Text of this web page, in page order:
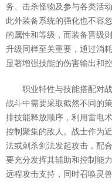
务、击杀怪物及参与各类活
此外装备系统的强化也不容
的属性和等级，而装备晋级
升级同样至关重要，通过消
显著增强技能的伤害输出和控
职业特性与技能搭配对
战斗中需要采取截然不同的
排技能释放顺序，利用雷电
控制聚集的敌人。战士作为
法或刺杀剑法发起攻击，配
要充分发挥其辅助和控制能
远程攻击支持，同时召唤灵兽